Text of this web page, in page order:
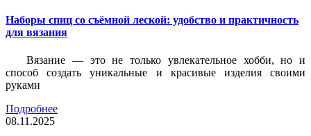
Наборы спиц со съёмной леской: удобство и практичность
для вязания
Вязание — это не только увлекательное хобби, но и
способ создать уникальные и красивые изделия своими
руками
Подробнее
08.11.2025